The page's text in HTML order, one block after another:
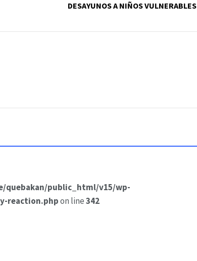
DESAYUNOS A NIÑOS VULNERABLES
quebakan/public_html/v15/wp-
reaction.phpon line342